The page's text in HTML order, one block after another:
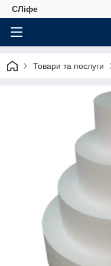
СЛіфе
Товари та послуги